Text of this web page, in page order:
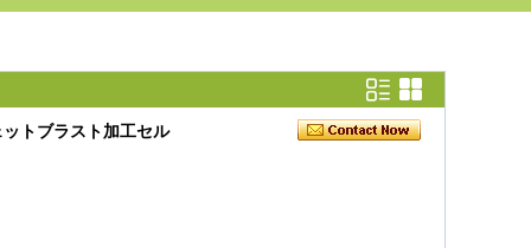
トブラスト加工セル